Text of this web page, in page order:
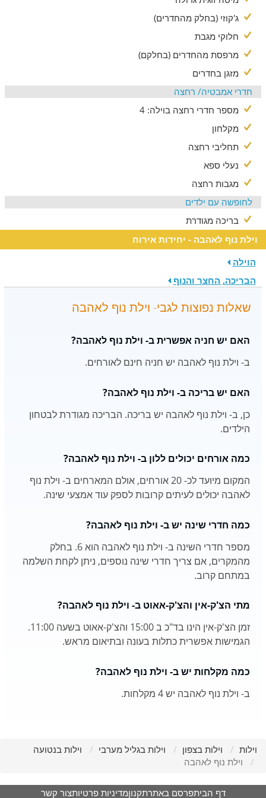
ג'קוזי (בחלק מהחדרים)
חלוקי מגבת
מרפסת מהחדרים (בחלקם)
מזגן בחדרים
חדרי אמבטיה/ רחצה
מספר חדרי רחצה בוילה: 4
מקלחון
תחליבי רחצה
נעלי ספא
מגבות רחצה
לחופשה עם ילדים
בריכה מגודרת
וילת נוף לאהבה - יחידות אירוח
הוילה
הבריכה, החצר והנוף
שאלות נפוצות לגבי- וילת נוף לאהבה
האם יש חניה אפשרית ב- וילת נוף לאהבה?
ב- וילת נוף לאהבה יש חניה חינם לאורחים.
האם יש בריכה ב- וילת נוף לאהבה?
כן, ב- וילת נוף לאהבה יש בריכה. הבריכה מגודרת לבטחון
הילדים.
כמה אורחים יכולים ללון ב- וילת נוף לאהבה?
המקום מיועד לכ- 20 אורחים, אולם המארחים ב- וילת נוף
לאהבה יכולים לעיתים קרובות לספק עוד אמצעי שינה.
כמה חדרי שינה יש ב- וילת נוף לאהבה?
מספר חדרי השינה ב- וילת נוף לאהבה הוא 6. בחלק
מהמקרים, אם צריך חדרי שינה נוספים, ניתן לקחת השלמה
במתחם קרוב.
מתי הצ'ק-אין והצ'ק-אאוט ב- וילת נוף לאהבה?
זמן הצ'ק-אין הינו בד"כ ב 15:00 והצ'ק-אאוט בשעה 11:00.
הגמישות אפשרית כתלות בעונה ובתיאום מראש.
כמה מקלחות יש ב- וילת נוף לאהבה?
ב- וילת נוף לאהבה יש 4 מקלחות.
וילות וילות בצפון וילות בגליל מערבי
וילות בנטועה
וילת נוף לאהבה
דף הביתפרסם באתרתקנוןמדיניות פרטיותצור קשר